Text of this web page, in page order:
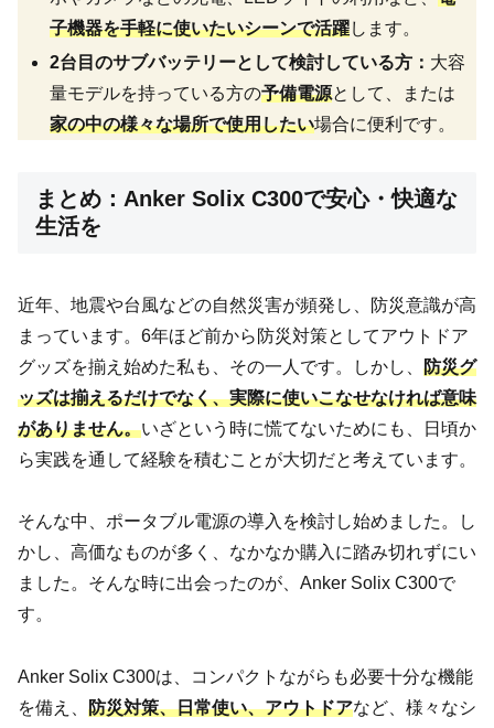
子機器を手軽に使いたいシーンで活躍します。
2台目のサブバッテリーとして検討している方： 大容
量モデルを持っている方の予備電源として、または
家の中の様々な場所で使用したい場合に便利です。
まとめ：Anker Solix C300で安心・快適な
生活を
近年、地震や台風などの自然災害が頻発し、防災意識が高
まっています。6年ほど前から防災対策としてアウトドア
グッズを揃え始めた私も、その一人です。しかし、 防災グ
ッズは揃えるだけでなく、実際に使いこなせなければ意味
がありません。いざという時に慌てないためにも、日頃か
ら実践を通して経験を積むことが大切だと考えています。
そんな中、ポータブル電源の導入を検討し始めました。し
かし、高価なものが多く、なかなか購入に踏み切れずにい
ました。そんな時に出会ったのが、Anker Solix C300で
す。
Anker Solix C300は、コンパクトながらも必要十分な機能
を備え、 防災対策、日常使い、アウトドアなど、様々なシ